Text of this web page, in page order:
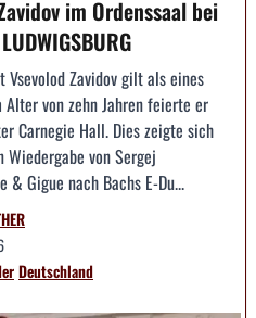
im Ordenssaal bei
Vsevolod Zavidov gilt als eines
von zehn Jahren feierte er
Carnegie Hall. Dies zeigte sich
von Sergej
& Gigue nach Bachs E-Du...
Deutschland